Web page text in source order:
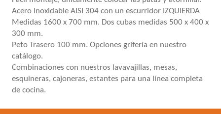
Acero Inoxidable AISI 304 con un escurridor IZQUIERDA
Medidas 1600 x 700 mm. Dos cubas medidas 500 x 400 x
300 mm.
Peto Trasero 100 mm. Opciones grifería en nuestro
catálogo.
Combinaciones con nuestros lavavajillas, mesas,
esquineras, cajoneras, estantes para una línea completa
de cocina.